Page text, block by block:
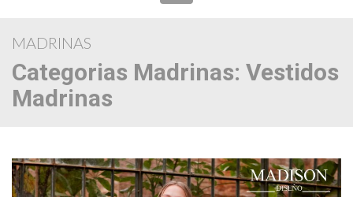
navigation
MADRINAS
Categorias Madrinas: Vestidos
Madrinas